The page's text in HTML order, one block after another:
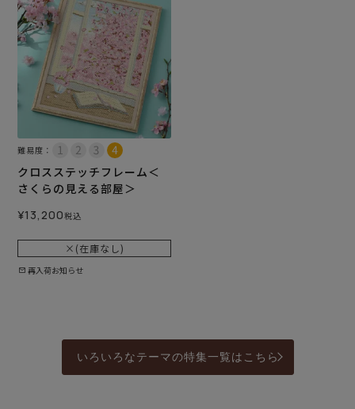
難易度：
クロスステッチフレーム＜
さくらの見える部屋＞
¥13,200税込
×(在庫なし)
再入荷お知らせ
いろいろなテーマの特集一覧はこちら